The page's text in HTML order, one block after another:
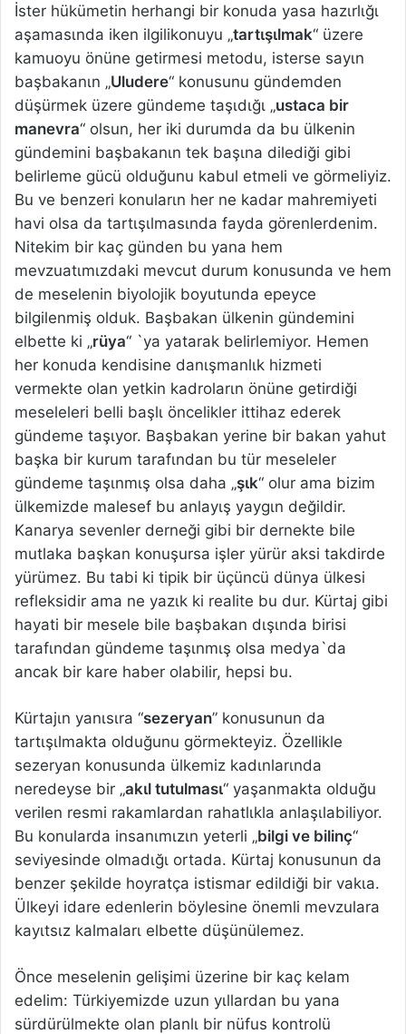
İster hükümetin herhangi bir konuda yasa hazιrlιğι
aşamasιnda iken ilgilikonuyu „tartιşιlmak“ üzere
kamuoyu önüne getirmesi metodu, isterse sayιn
başbakanιn „Uludere“ konusunu gündemden
düşürmek üzere gündeme taşιdιğι „ustaca bir
manevra“ olsun, her iki durumda da bu ülkenin
gündemini başbakanιn tek başιna dilediği gibi
belirleme gücü olduğunu kabul etmeli ve görmeliyiz.
Bu ve benzeri konularιn her ne kadar mahremiyeti
havi olsa da tartιşιlmasιnda fayda görenlerdenim.
Nitekim bir kaç günden bu yana hem
mevzuatιmιzdaki mevcut durum konusunda ve hem
de meselenin biyolojik boyutunda epeyce
bilgilenmiş olduk. Başbakan ülkenin gündemini
elbette ki „rüya“ `ya yatarak belirlemiyor. Hemen
her konuda kendisine danιşmanlιk hizmeti
vermekte olan yetkin kadrolarιn önüne getirdiği
meseleleri belli başlι öncelikler ittihaz ederek
gündeme taşιyor. Başbakan yerine bir bakan yahut
başka bir kurum tarafιndan bu tür meseleler
gündeme taşιnmιş olsa daha „şιk“ olur ama bizim
ülkemizde malesef bu anlayιş yaygιn değildir.
Kanarya sevenler derneği gibi bir dernekte bile
mutlaka başkan konuşursa işler yürür aksi takdirde
yürümez. Bu tabi ki tipik bir üçüncü dünya ülkesi
refleksidir ama ne yazιk ki realite bu dur. Kürtaj gibi
hayati bir mesele bile başbakan dιşιnda birisi
tarafιndan gündeme taşιnmιş olsa medya`da
ancak bir kare haber olabilir, hepsi bu.
Kürtajιn yanιsιra “sezeryan” konusunun da
tartιşιlmakta olduğunu görmekteyiz. Özellikle
sezeryan konusunda ülkemiz kadιnlarιnda
neredeyse bir „akιl tutulmasι“ yaşanmakta olduğu
verilen resmi rakamlardan rahatlιkla anlaşιlabiliyor.
Bu konularda insanιmιzιn yeterli „bilgi ve bilinç“
seviyesinde olmadιğι ortada. Kürtaj konusunun da
benzer şekilde hoyratça istismar edildiği bir vakιa.
Ülkeyi idare edenlerin böylesine önemli mevzulara
kayιtsιz kalmalarι elbette düşünülemez.
Önce meselenin gelişimi üzerine bir kaç kelam
edelim: Türkiyemizde uzun yιllardan bu yana
sürdürülmekte olan planlι bir nüfus kontrolü